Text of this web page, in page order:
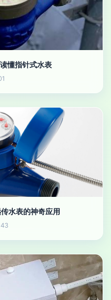
懂指针式水表
水表的神奇应用